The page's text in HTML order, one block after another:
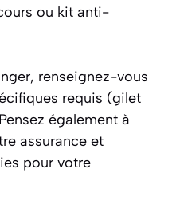
ou kit anti-
renseignez-vous
requis (gilet
également à
assurance et
pour votre